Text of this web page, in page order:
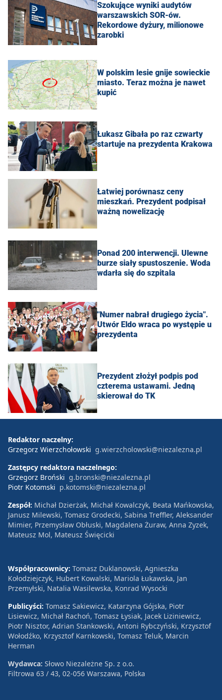
Szokujące wyniki audytów
warszawskich SOR-ów.
Rekordowe dyżury, milionowe
zarobki
W polskim lesie gnije sowieckie
miasto. Teraz można je nawet
kupić
Łukasz Gibała po raz czwarty
startuje na prezydenta Krakowa
Łatwiej porównasz ceny
mieszkań. Prezydent podpisał
ważną nowelizację
Ponad 200 interwencji. Ulewne
burze siały spustoszenie. Woda
wdarła się do szpitala
"Numer nabrał drugiego życia".
Utwór Eldo wraca po występie u
prezydenta
Prezydent złożył podpis pod
czterema ustawami. Jedną
skierował do TK
Redaktor naczelny:
Grzegorz Wierzchołowski g.wierzcholowski@niezalezna.pl
Zastępcy redaktora naczelnego:
Grzegorz Broński g.bronski@niezalezna.pl
Piotr Kotomski p.kotomski@niezalezna.pl
Zespół: Michał Dzierżak, Michał Kowalczyk, Beata Mańkowska,
Janusz Milewski, Tomasz Grodecki, Sabina Treffler, Aleksander
Mimier, Przemysław Obłuski, Magdalena Żuraw, Anna Zyzek,
Mateusz Mol, Mateusz Święcicki
Współpracownicy: Tomasz Duklanowski, Agnieszka
Kołodziejczyk, Hubert Kowalski, Mariola Łukawska, Jan
Przemyłski, Natalia Wasilewska, Konrad Wysocki
Publicyści: Tomasz Sakiewicz, Katarzyna Gójska, Piotr
Lisiewicz, Michał Rachoń, Tomasz Łysiak, Jacek Liziniewicz,
Piotr Nisztor, Adrian Stankowski, Antoni Rybczyński, Krzysztof
Wołodźko, Krzysztof Karnkowski, Tomasz Teluk, Marcin
Herman
Wydawca: Słowo Niezależne Sp. z o.o.
Filtrowa 63 / 43, 02-056 Warszawa, Polska